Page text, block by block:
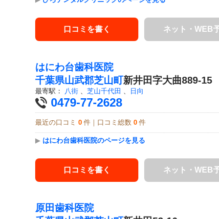
口コミを書く ネット・WEB
はにわ台歯科医院
千葉県山武郡芝山町新井田字大曲889-15
最寄駅： 八街 芝山千代田 日向
0479-77-2628
最近の口コミ 0 件｜口コミ総数 0 件
▶ はにわ台歯科医院のページを見る
口コミを書く ネット・WEB
原田歯科医院